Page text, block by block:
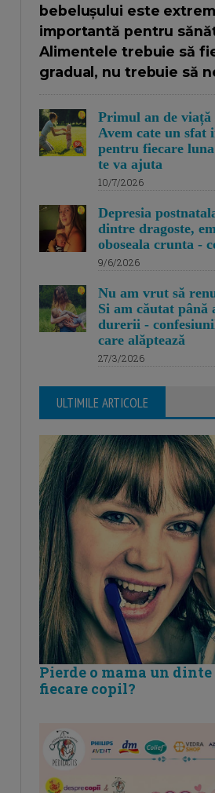
bebelușului este
importantă pentru
Alimentele trebuie să
gradual, nu trebuie să
Primul an de viață
Avem cate un sfat
pentru fiecare
te va ajuta
10/7/2026
Depresia
dintre dragoste,
oboseala crunta -
9/6/2026
Nu am vrut să
Si am căutat până
durerii -
care alăptează
27/3/2026
ULTIMILE ARTICOLE
Pierde o mama un
fiecare copil?